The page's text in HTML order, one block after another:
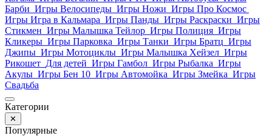
Барби Игры Велосипеды Игры Ножи Игры Про Космос
Игры Игра в Кальмара Игры Панды Игры Раскраски Игры
Стикмен Игры Малышка Тейлор Игры Полиция Игры
Кликеры Игры Парковка Игры Танки Игры Братц Игры
Джипы Игры Мотоциклы Игры Малышка Хейзел Игры
Рикошет Для детей Игры Гамбол Игры Рыбалка Игры
Акулы Игры Бен 10 Игры Автомойка Игры Змейка Игры
Свадьба
Категории
✕
Популярные